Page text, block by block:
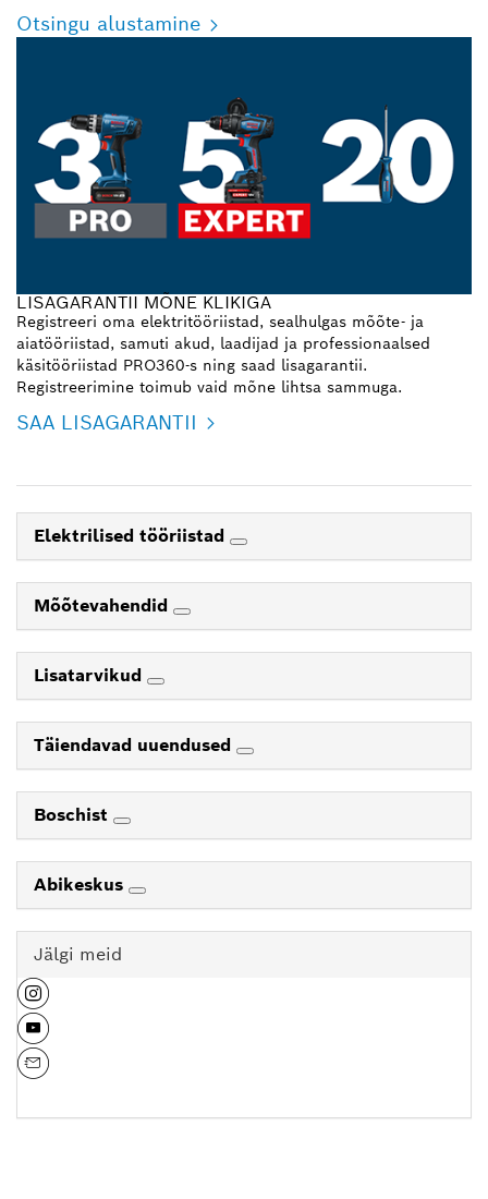
Otsingu alustamine
LISAGARANTII MÕNE KLIKIGA
Registreeri oma elektritööriistad, sealhulgas mõõte- ja
aiatööriistad, samuti akud, laadijad ja professionaalsed
käsitööriistad PRO360-s ning saad lisagarantii.
Registreerimine toimub vaid mõne lihtsa sammuga.
SAA LISAGARANTII
Elektrilised tööriistad
Mõõtevahendid
Lisatarvikud
Täiendavad uuendused
Boschist
Abikeskus
Jälgi meid